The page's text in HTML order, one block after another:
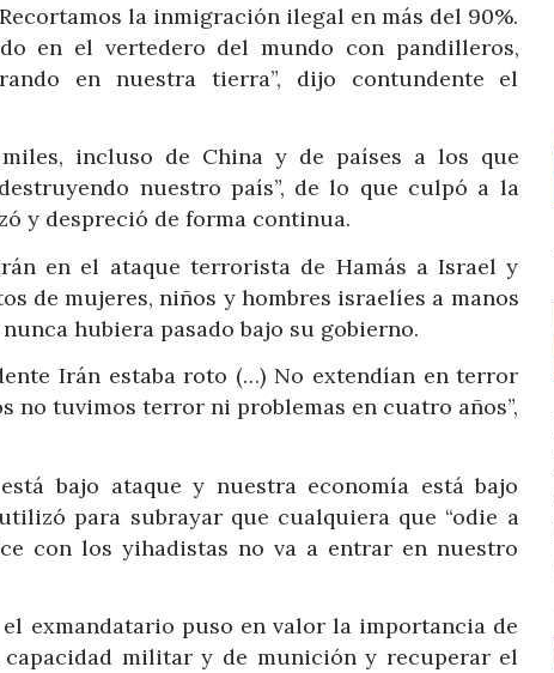
la inmigración ilegal en más del 90%.
en el vertedero del mundo con pandilleros,
en nuestra tierra”, dijo contundente el
incluso de China y de países a los que
nuestro país”, de lo que culpó a la
y despreció de forma continua.
en el ataque terrorista de Hamás a Israel y
de mujeres, niños y hombres israelíes a manos
hubiera pasado bajo su gobierno.
Irán estaba roto (…) No extendían en terror
tuvimos terror ni problemas en cuatro años”,
bajo ataque y nuestra economía está bajo
para subrayar que cualquiera que “odie a
con los yihadistas no va a entrar en nuestro
exmandatario puso en valor la importancia de
capacidad militar y de munición y recuperar el